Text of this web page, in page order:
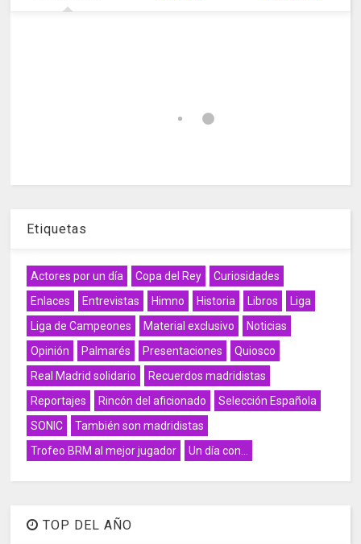
Etiquetas
Actores por un día Copa del Rey
Curiosidades
Enlaces
Entrevistas Himno Historia Libros
Liga
Liga de Campeones
Material exclusivo
Noticias
Opinión
Palmarés Presentaciones
Quiosco
Real Madrid solidario
Recuerdos madridistas
Reportajes
Rincón del aficionado
Selección Española
SONIC
También son madridistas
Trofeo BRM al mejor jugador
Un día con...
TOP DEL AÑO